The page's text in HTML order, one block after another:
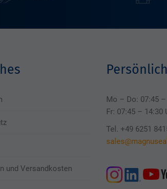
und Versandkosten
Mo – Do: 07:45
Fr: 07:45 – 14:30
Tel. +49 6251